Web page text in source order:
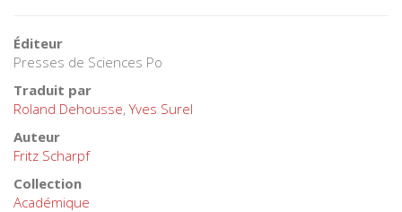
Éditeur
Presses de Sciences Po
Traduit par
Roland Dehousse,Yves Surel
Auteur
Fritz Scharpf
Collection
Académique